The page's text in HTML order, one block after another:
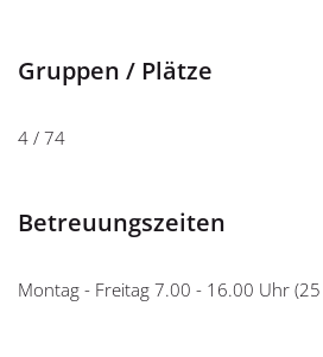
Gruppen / Plätze
4 / 74
Betreuungszeiten
Montag - Freitag 7.00 - 16.00 Uhr